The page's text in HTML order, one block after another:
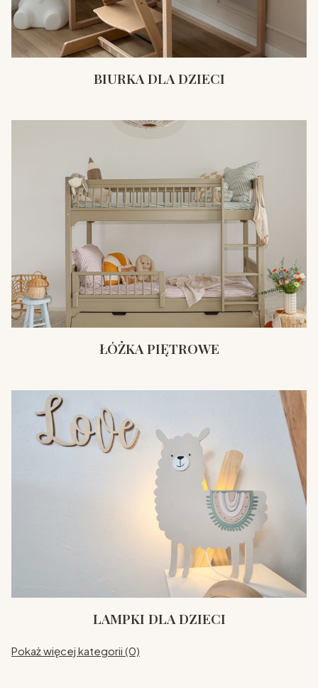
BIURKA DLA DZIECI
ŁÓŻKA PIĘTROWE
LAMPKI DLA DZIECI
Pokaż więcej kategorii (0)